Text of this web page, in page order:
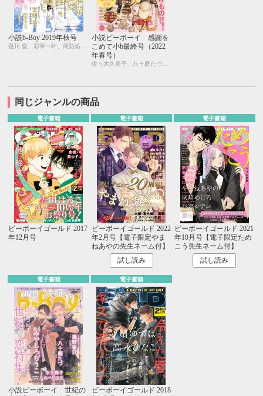
小説b-Boy 2019年秋号
小説ビーボーイ 感謝を
こめて小b最終号（2022
年春号）
佐々木久美子、八十庭たづ、水壬楓子、しおべり由生、北ミチノ、二駒レイム、秋山みち花、彩寧一叶、飯田実樹、榎田尤利、かわい恋、櫛野ゆい、幸崎ぱれす、木原音瀬、鈴木あみ、遠野春日、温井ちょも、松梶もとや、夜光 花、夢乃咲実、風祭おまる、月輝
同じジャンルの商品
電子書籍
ビーボーイゴールド 2017
年12月号
電子書籍
ビーボーイゴールド 2022
年2月号【電子限定やま
ねあやの先生ネーム付】
試し読み
電子書籍
ビーボーイゴールド 2021
年10月号【電子限定ため
こう先生ネーム付】
試し読み
電子書籍
小説ビーボーイ 世紀の
電子書籍
ビーボーイゴールド 2018